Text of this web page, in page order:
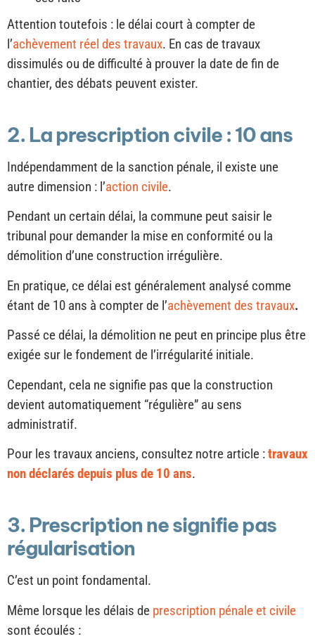
Attention toutefois : le délai court à compter de
l’achèvement réel des travaux. En cas de travaux
dissimulés ou de difficulté à prouver la date de fin de
chantier, des débats peuvent exister.
2. La prescription civile : 10 ans
Indépendamment de la sanction pénale, il existe une
autre dimension : l’action civile.
Pendant un certain délai, la commune peut saisir le
tribunal pour demander la mise en conformité ou la
démolition d’une construction irrégulière.
En pratique, ce délai est généralement analysé comme
étant de 10 ans à compter de l’achèvement des travaux.
Passé ce délai, la démolition ne peut en principe plus être
exigée sur le fondement de l’irrégularité initiale.
Cependant, cela ne signifie pas que la construction
devient automatiquement “régulière” au sens
administratif.
Pour les travaux anciens, consultez notre article :travaux
non déclarés depuis plus de 10 ans.
3. Prescription ne signifie pas
régularisation
C’est un point fondamental.
Même lorsque les délais de prescription pénale et civile
sont écoulés :